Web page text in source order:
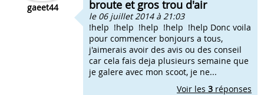
gaeet44 broute et gros trou d'air
le 06 juillet 2014 à 21:03
!help !help !help !help !help Donc voila
pour commencer bonjours a tous,
j'aimerais avoir des avis ou des conseil
car cela fais deja plusieurs semaine que
je galere avec mon scoot, je ne...
Voir les 3 réponses